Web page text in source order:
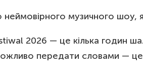
неймовірного музичного шоу,
2026 — це кілька годин
передати словами —